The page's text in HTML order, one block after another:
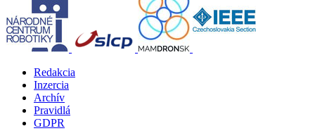
Redakcia
Inzercia
Archív
Pravidlá
GDPR